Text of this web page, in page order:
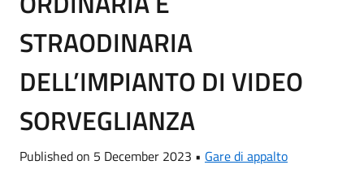
STRAODINARIA
DELL’IMPIANTO DI VIDEO
SORVEGLIANZA
Published on 5 December 2023 • Gare di appalto